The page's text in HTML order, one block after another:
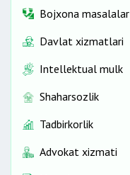
Bojxona masalalar
Davlat xizmatlari
Intellektual mulk
Shaharsozlik
Tadbirkorlik
Advokat xizmati